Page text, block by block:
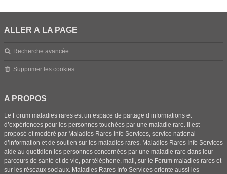
ALLER À LA PAGE
Recherche avancée
Supprimer les cookies
A PROPOS
Le Forum maladies rares est un espace de partage d’informations et
d’expériences pour les personnes touchées par une maladie rare. Il est
proposé et modéré par Maladies Rares Info Services, service national
d’information et de soutien sur les maladies rares. Maladies Rares Info Services
aide au quotidien les personnes concernées par une maladie rare dans leur
parcours de santé et de vie, par téléphone, mail, sur le Forum maladies rares et
sur les réseaux sociaux. Maladies Rares Info Services oriente aussi les